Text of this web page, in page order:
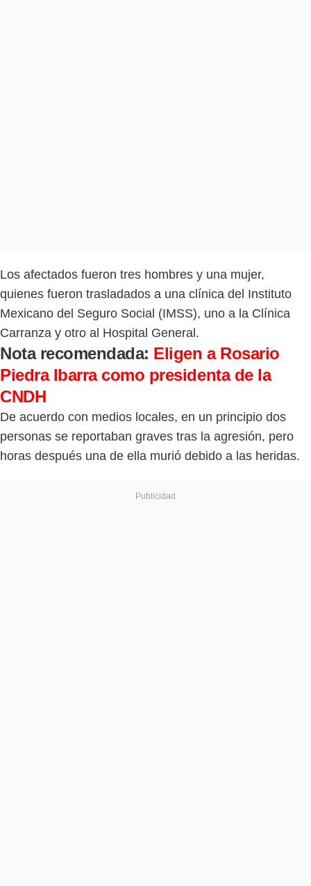
Los afectados fueron tres hombres y una mujer,
quienes fueron trasladados a una clínica del Instituto
Mexicano del Seguro Social (IMSS), uno a la Clínica
Carranza y otro al Hospital General.
Nota recomendada: Eligen a Rosario
Piedra Ibarra como presidenta de la
CNDH
De acuerdo con medios locales, en un principio dos
personas se reportaban graves tras la agresión, pero
horas después una de ella murió debido a las heridas.